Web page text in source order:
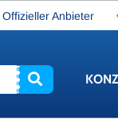
Offizieller Anbieter